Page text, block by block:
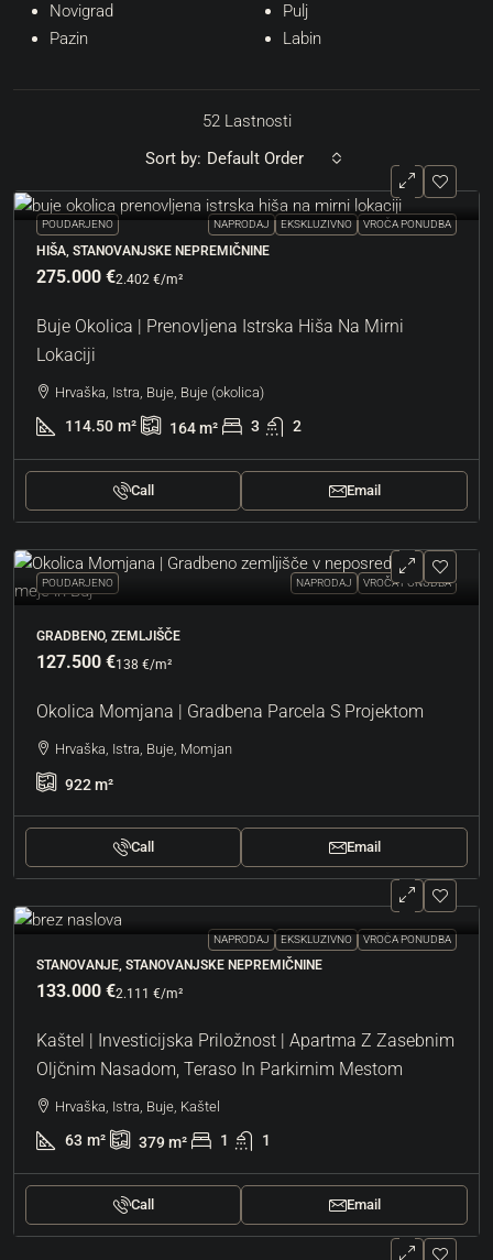
Novigrad
Pazin
Pulj
Labin
52 Lastnosti
Sort by: Default Order
POUDARJENO NAPRODAJ EKSKLUZIVNO VROČA PONUDBA
HIŠA, STANOVANJSKE NEPREMIČNINE
275.000 €2.402 €/m²
Buje Okolica | Prenovljena Istrska Hiša Na Mirni
Lokaciji
Hrvaška, Istra, Buje, Buje (okolica)
114.50 m² 164m² 3 2
Call Email
POUDARJENO NAPRODAJ VROČA PONUDBA
GRADBENO, ZEMLJIŠČE
127.500 €138 €/m²
Okolica Momjana | Gradbena Parcela S Projektom
Hrvaška, Istra, Buje, Momjan
922m²
Call Email
NAPRODAJ EKSKLUZIVNO VROČA PONUDBA
STANOVANJE, STANOVANJSKE NEPREMIČNINE
133.000 €2.111 €/m²
Kaštel | Investicijska Priložnost | Apartma Z Zasebnim
Oljčnim Nasadom, Teraso In Parkirnim Mestom
Hrvaška, Istra, Buje, Kaštel
63 m² 379m² 1 1
Call Email